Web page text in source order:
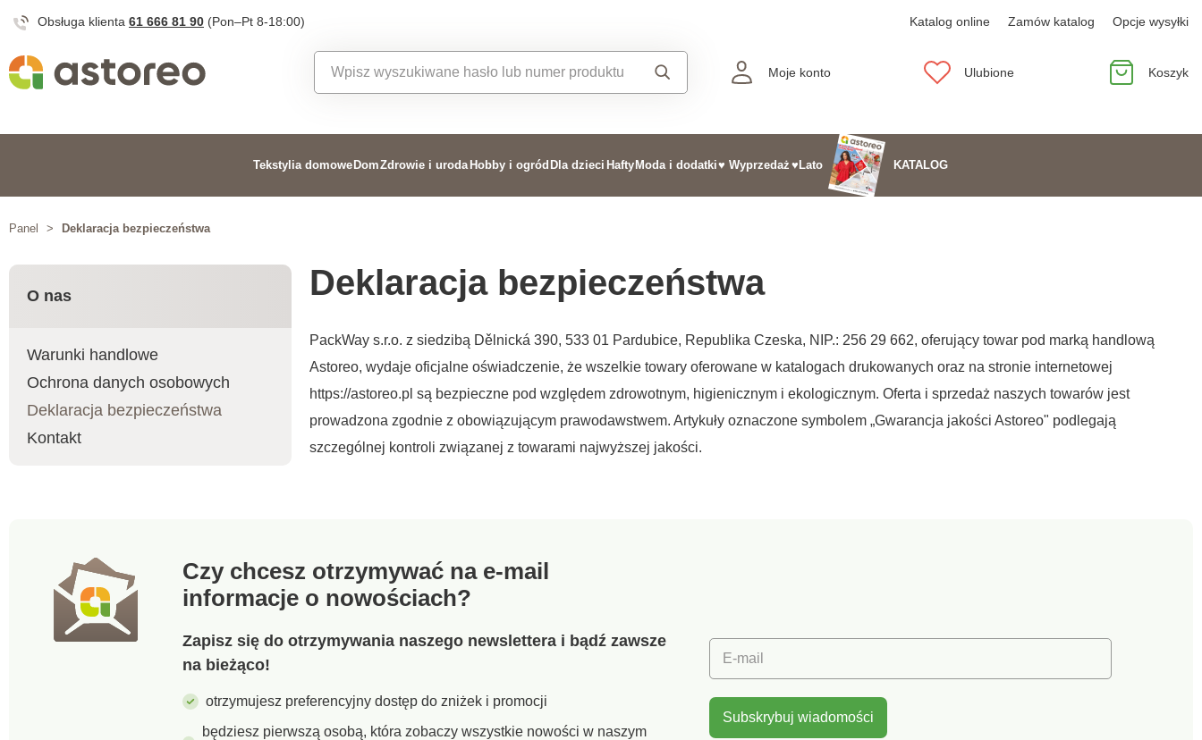
Obsługa klienta 61 666 81 90 (Pon–Pt 8-18:00) Katalog online Zamów katalog Opcje wysyłki
Moje konto Ulubione Koszyk
Tekstylia domowe DomZdrowie i uroda Hobby i ogród Dla dzieci Hafty Moda i dodatki♥ Wyprzedaż ♥Lato KATALOG
Panel > Deklaracja bezpieczeństwa
O nas
Warunki handlowe
Ochrona danych osobowych
Deklaracja bezpieczeństwa
Kontakt
Deklaracja bezpieczeństwa
PackWay s.r.o. z siedzibą Dělnická 390, 533 01 Pardubice, Republika Czeska, NIP.: 256 29 662, oferujący towar pod marką handlową
Astoreo, wydaje oficjalne oświadczenie, że wszelkie towary oferowane w katalogach drukowanych oraz na stronie internetowej
https://astoreo.pl są bezpieczne pod względem zdrowotnym, higienicznym i ekologicznym. Oferta i sprzedaż naszych towarów jest
prowadzona zgodnie z obowiązującym prawodawstwem. Artykuły oznaczone symbolem „Gwarancja jakości Astoreo" podlegają
szczególnej kontroli związanej z towarami najwyższej jakości.
Czy chcesz otrzymywać na e-mail
informacje o nowościach?
Zapisz się do otrzymywania naszego newslettera i bądź zawsze
na bieżąco!
otrzymujesz preferencyjny dostęp do zniżek i promocji
będziesz pierwszą osobą, która zobaczy wszystkie nowości w naszym
E-mail
Subskrybuj wiadomości